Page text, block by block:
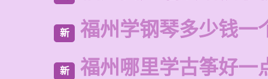
新 福州学钢琴多少钱一
新 福州哪里学古筝好一